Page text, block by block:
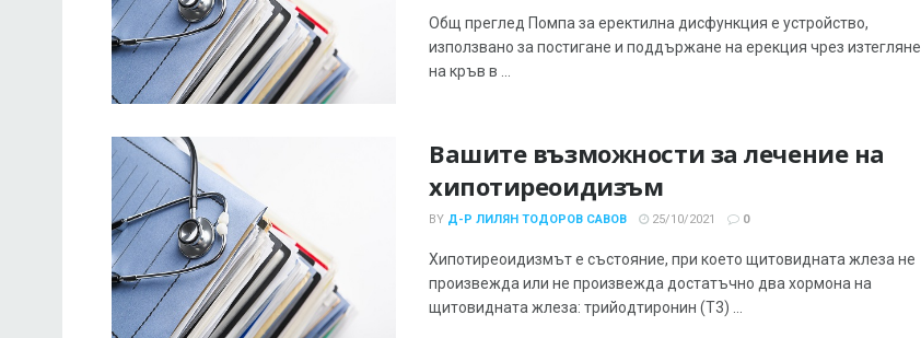
Общ преглед Помпа за еректилна дисфункция е устройство,
използвано за постигане и поддържане на ерекция чрез изтегляне
на кръв в ...
Вашите възможности за лечение на
хипотиреоидизъм
BY Д-Р ЛИЛЯН ТОДОРОВ САВОВ 25/10/2021 0
Хипотиреоидизмът е състояние, при което щитовидната жлеза не
произвежда или не произвежда достатъчно два хормона на
щитовидната жлеза: трийодтиронин (Т3) ...